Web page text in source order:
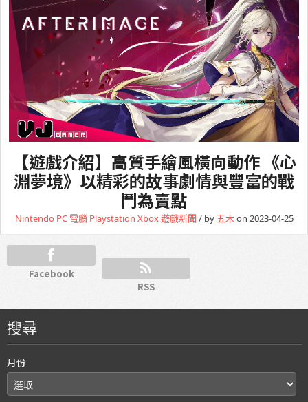
【遊戲介紹】高質手繪風橫向動作 《心
淵夢境》以精彩的故事劇情與豐富的戰
鬥為賣點
Nintendo PC 電腦 Playstation Xbox遊戲新聞 / by 五木on 2023-04-25
Facebook
RSS
搜尋
月份